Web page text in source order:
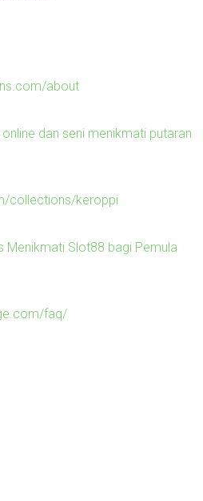
about
dan seni menikmati putaran
collections/keroppi
Menikmati Slot88 bagi Pemula
faq/